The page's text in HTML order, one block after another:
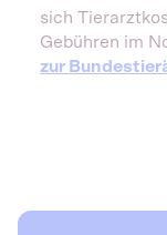
sich
Gebühren im
zur